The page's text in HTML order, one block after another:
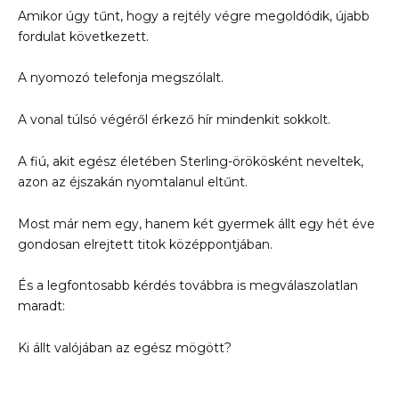
Amikor úgy tűnt, hogy a rejtély végre megoldódik, újabb
fordulat következett.
A nyomozó telefonja megszólalt.
A vonal túlsó végéről érkező hír mindenkit sokkolt.
A fiú, akit egész életében Sterling-örökösként neveltek,
azon az éjszakán nyomtalanul eltűnt.
Most már nem egy, hanem két gyermek állt egy hét éve
gondosan elrejtett titok középpontjában.
És a legfontosabb kérdés továbbra is megválaszolatlan
maradt:
Ki állt valójában az egész mögött?